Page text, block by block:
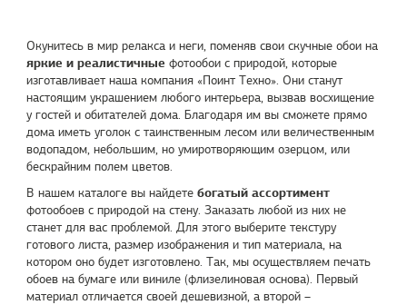
Окунитесь в мир релакса и неги, поменяв свои скучные обои на
яркие и реалистичные фотообои с природой, которые
изготавливает наша компания «Поинт Техно». Они станут
настоящим украшением любого интерьера, вызвав восхищение
у гостей и обитателей дома. Благодаря им вы сможете прямо
дома иметь уголок с таинственным лесом или величественным
водопадом, небольшим, но умиротворяющим озерцом, или
бескрайним полем цветов.
В нашем каталоге вы найдетебогатый ассортимент
фотообоев с природой на стену. Заказать любой из них не
станет для вас проблемой. Для этого выберите текстуру
готового листа, размер изображения и тип материала, на
котором оно будет изготовлено. Так, мы осуществляем печать
обоев на бумаге или виниле (флизелиновая основа). Первый
материал отличается своей дешевизной, а второй –